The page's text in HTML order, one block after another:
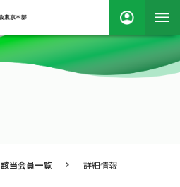
該当会員一覧 詳細情報